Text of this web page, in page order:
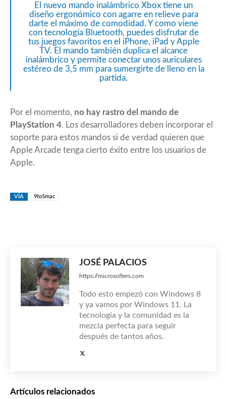
El nuevo mando inalámbrico Xbox tiene un
diseño ergonómico con agarre en relieve para
darte el máximo de comodidad. Y como viene
con tecnología Bluetooth, puedes disfrutar de
tus juegos favoritos en el iPhone, iPad y Apple
TV. El mando también duplica el alcance
inalámbrico y permite conectar unos auriculares
estéreo de 3,5 mm para sumergirte de lleno en la
partida.
Por el momento, no hay rastro del mando de
PlayStation 4. Los desarrolladores deben incorporar el
soporte para estos mandos si de verdad quieren que
Apple Arcade tenga cierto éxito entre los usuarios de
Apple.
VÍA 9to5mac
JOSÉ PALACIOS
https://microsofters.com
Todo esto empezó con Windows 8
y ya vamos por Windows 11. La
tecnología y la comunidad es la
mezcla perfecta para seguir
después de tantos años.
Artículos relacionados